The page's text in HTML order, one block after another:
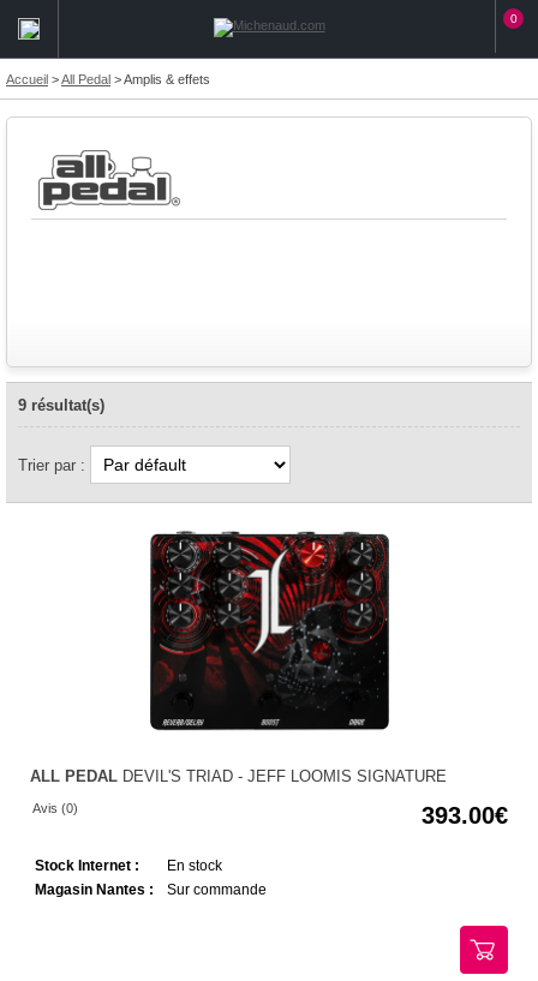
0
Accueil >All Pedal >Amplis & effets
9 résultat(s)
Trier par :
ALL PEDAL DEVIL'S TRIAD - JEFF LOOMIS SIGNATURE
Avis (0) 393.00
Stock Internet :
En stock
Magasin Nantes :
Sur commande